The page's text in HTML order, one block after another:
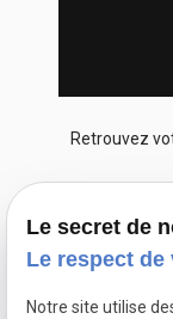
Retrouvez
Le secret de
Le respect
Notre site utilise